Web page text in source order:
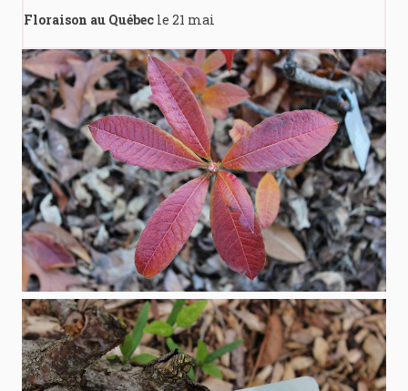
Floraison au Québec le 21 mai